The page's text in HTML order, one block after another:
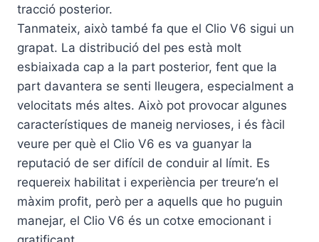
tracció posterior.
Tanmateix, això també fa que el Clio V6 sigui un
grapat. La distribució del pes està molt
esbiaixada cap a la part posterior, fent que la
part davantera se senti lleugera, especialment a
velocitats més altes. Això pot provocar algunes
característiques de maneig nervioses, i és fàcil
veure per què el Clio V6 es va guanyar la
reputació de ser difícil de conduir al límit. Es
requereix habilitat i experiència per treure’n el
màxim profit, però per a aquells que ho puguin
manejar, el Clio V6 és un cotxe emocionant i